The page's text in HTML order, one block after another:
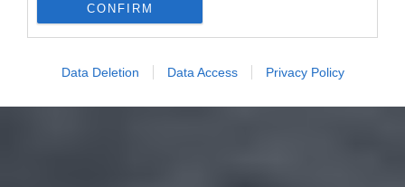
CONFIRM
Data Deletion Data Access Privacy Policy